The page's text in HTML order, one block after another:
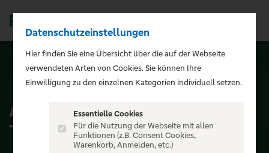
ALLE EVENTS
Alvaro Soler - El Camino
Tour 2026
Datenschutzeinstellungen
Hier finden Sie eine Übersicht über die auf der Webseite
verwendeten Arten von Cookies. Sie können Ihre
Einwilligung zu den einzelnen Kategorien individuell setzen.
Essentielle Cookies
Für die Nutzung der Webseite mit allen
Funktionen (z.B. Consent Cookies,
Warenkorb, Anmelden, etc.)